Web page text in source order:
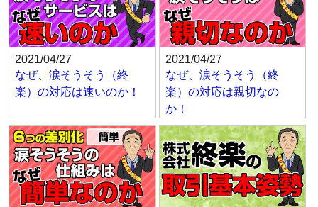
2021/04/27
なぜ、涙そうそう（終
楽）の対応は速いのか！
2021/04/27
なぜ、涙そうそう（終
楽）の対応は親切なの
か！